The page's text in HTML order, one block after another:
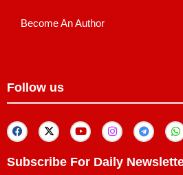
Become An Author
Follow us
Subscribe For Daily